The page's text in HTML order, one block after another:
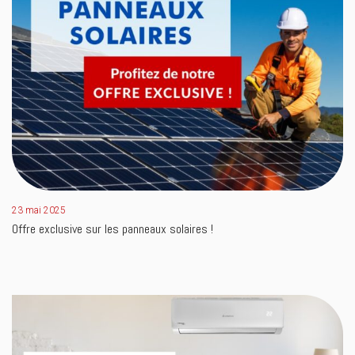
23 mai 2025
Offre exclusive sur les panneaux solaires !